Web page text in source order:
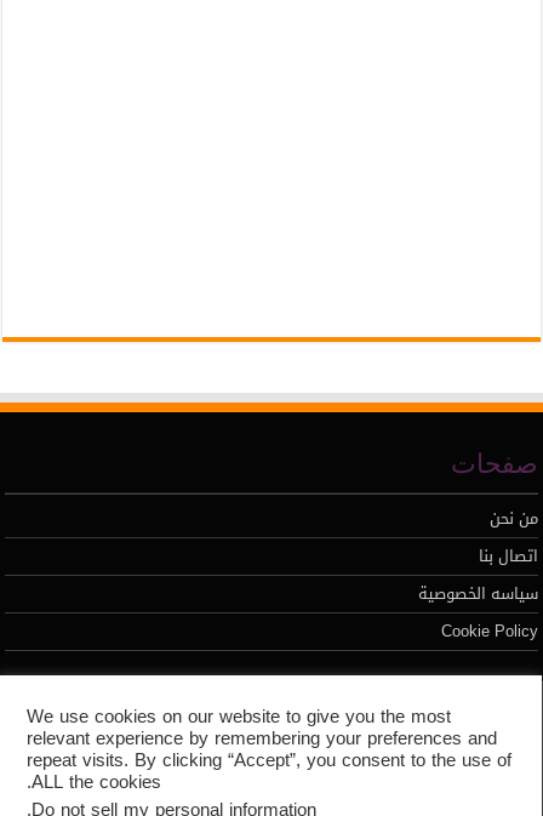
صفحات
من نحن
اتصال بنا
سياسه الخصوصية
Cookie Policy
تطوير محمد السيد
We use cookies on our website to give you the most
relevant experience by remembering your preferences and
repeat visits. By clicking “Accept”, you consent to the use of
ALL the cookies.